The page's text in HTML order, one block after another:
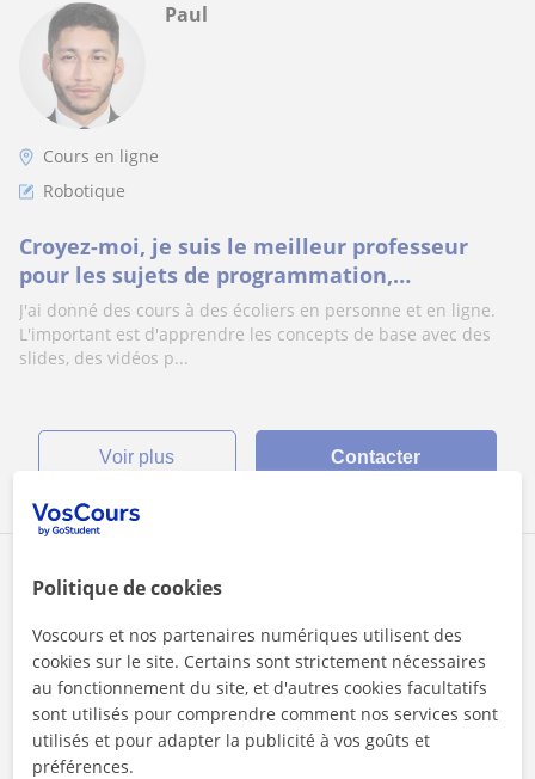
Paul
Cours en ligne
Robotique
Croyez-moi, je suis le meilleur professeur
pour les sujets de programmation,
d'électronique et de robotique
J'ai donné des cours à des écoliers en personne et en ligne.
L'important est d'apprendre les concepts de base avec des
slides, des vidéos p...
voir plus Contacter
Steval Stone
Cours en ligne
Robotique
Politique de cookies
Voscours et nos partenaires numériques utilisent des
cookies sur le site. Certains sont strictement nécessaires
au fonctionnement du site, et d'autres cookies facultatifs
sont utilisés pour comprendre comment nos services sont
utilisés et pour adapter la publicité à vos goûts et
préférences.